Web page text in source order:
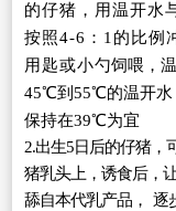
的仔猪 ，用温开水
按照4-6 ： 1的比例
用 匙或小勺饲喂，
45℃到55℃的温开水
保持在39℃为宜
2.出生5日后的仔猪，
猪乳头上，诱食后，
舔自本代乳产品， 逐